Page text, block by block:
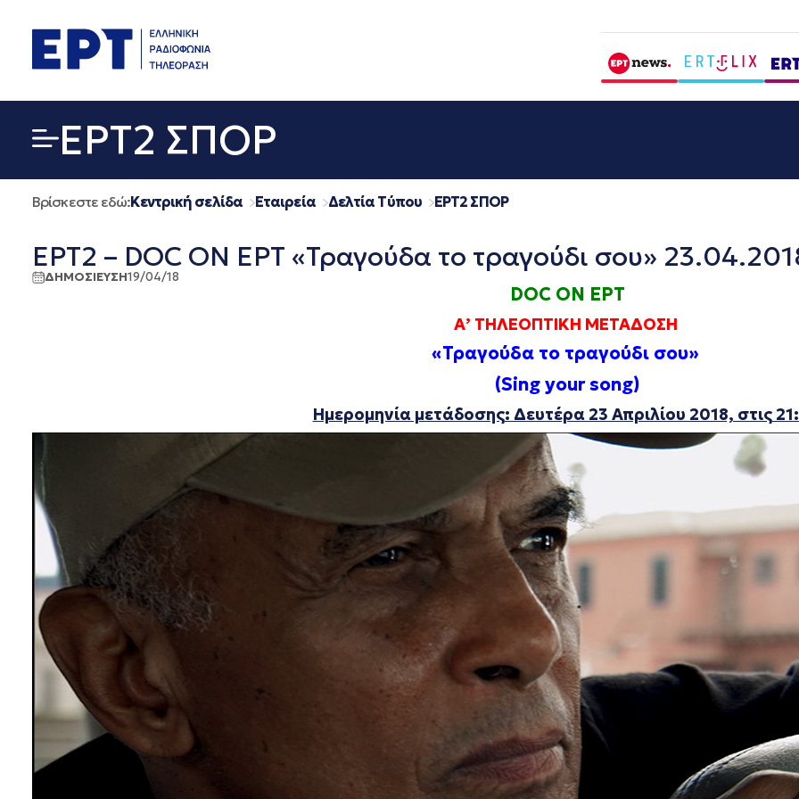
περιεχόμενο
EΡΤ2 ΣΠΟΡ
Βρίσκεστε εδώ:Κεντρική σελίδα Εταιρεία Δελτία Τύπου EΡΤ2 ΣΠΟΡ
ΕΡΤ2 – DOC ON ΕΡΤ «Τραγούδα το τραγούδι σου»
ΔΗΜΟΣΙΕΥΣΗ19/04/18
DOC ON ΕΡΤ
Α’ ΤΗΛΕΟΠΤΙΚΗ ΜΕΤΑΔΟΣΗ
«Τραγούδα το τραγούδι σου»
(Sing your song)
Ημερομηνία μετάδοσης: Δευτέρα 23 Απριλίου 2018, στις